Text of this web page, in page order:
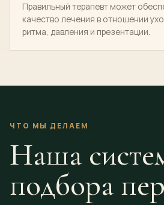
Правильный терапевт может
качество лечения в отношении
ритма, давления и презентации.
ЧТО МЫ ДЕЛАЕМ
Наша
подбора